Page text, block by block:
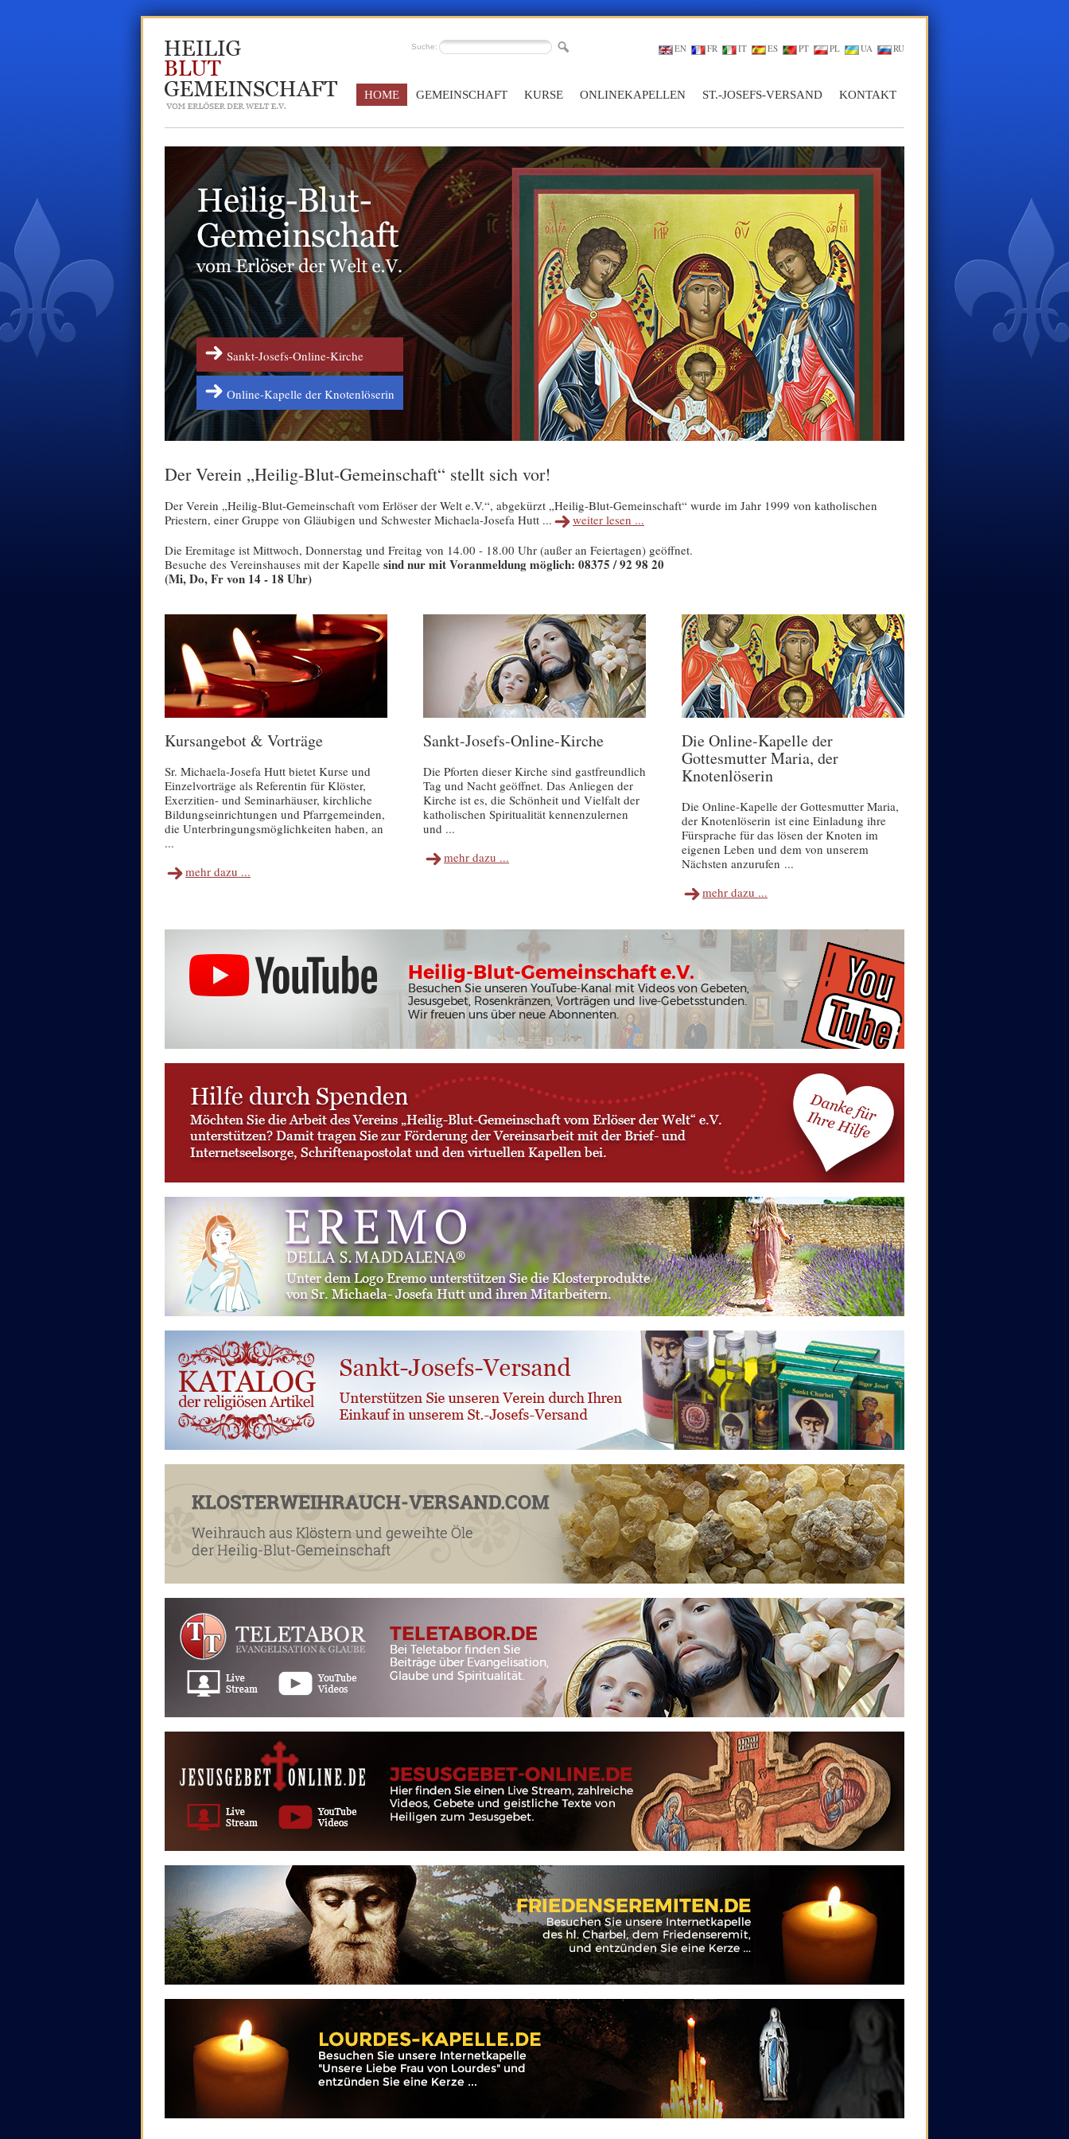
Suche: EN FR IT ES PT PL UA RU
HOME GEMEINSCHAFT KURSE ONLINEKAPELLEN ST.-JOSEFS-VERSAND KONTAKT
Sankt-Josefs-Online-Kirche
Online-Kapelle der Knotenlöserin
Der Verein „Heilig-Blut-Gemeinschaft“ stellt sich vor!
Der Verein „Heilig-Blut-Gemeinschaft vom Erlöser der Welt e.V.“, abgekürzt „Heilig-Blut-Gemeinschaft“ wurde im Jahr 1999 von katholischen
Priestern, einer Gruppe von Gläubigen und Schwester Michaela-Josefa Hutt ...
weiter lesen ...
Die Eremitage ist Mittwoch, Donnerstag und Freitag von 14.00 - 18.00 Uhr (außer an Feiertagen) geöffnet.
Besuche des Vereinshauses mit der Kapelle sind nur mit Voranmeldung möglich: 08375 / 92 98 20
(Mi, Do, Fr von 14 - 18 Uhr)
Kursangebot & Vorträge
Sr. Michaela-Josefa Hutt bietet Kurse und
Einzelvorträge als Referentin für Klöster,
Exerzitien- und Seminarhäuser, kirchliche
Bildungseinrichtungen und Pfarrgemeinden,
die Unterbringungsmöglichkeiten haben, an
...
mehr dazu ...
Sankt-Josefs-Online-Kirche
Die Pforten dieser Kirche sind gastfreundlich
Tag und Nacht geöffnet. Das Anliegen der
Kirche ist es, die Schönheit und Vielfalt der
katholischen Spiritualität kennenzulernen
und ...
mehr dazu ...
Die Online-Kapelle der
Gottesmutter Maria, der
Knotenlöserin
Die Online-Kapelle der Gottesmutter Maria,
der Knotenlöserin ist eine Einladung ihre
Fürsprache für das lösen der Knoten im
eigenen Leben und dem von unserem
Nächsten anzurufen ...
mehr dazu ...